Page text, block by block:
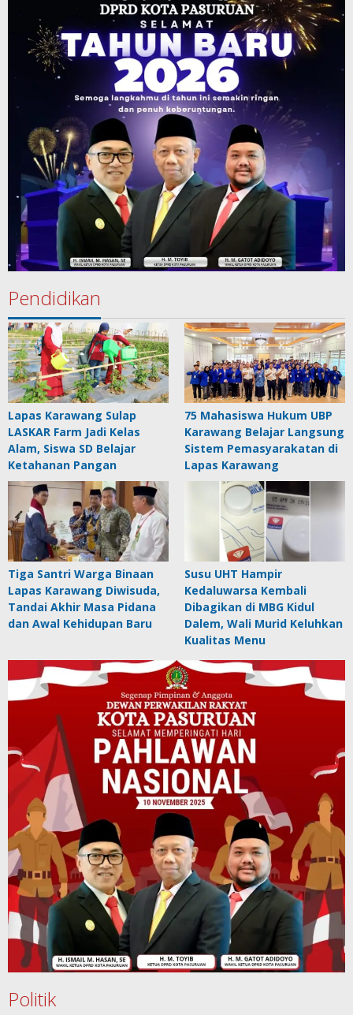
Pendidikan
Lapas Karawang Sulap
LASKAR Farm Jadi Kelas
Alam, Siswa SD Belajar
Ketahanan Pangan
75 Mahasiswa Hukum UBP
Karawang Belajar Langsung
Sistem Pemasyarakatan di
Lapas Karawang
Tiga Santri Warga Binaan
Lapas Karawang Diwisuda,
Tandai Akhir Masa Pidana
dan Awal Kehidupan Baru
Susu UHT Hampir
Kedaluwarsa Kembali
Dibagikan di MBG Kidul
Dalem, Wali Murid Keluhkan
Kualitas Menu
Politik